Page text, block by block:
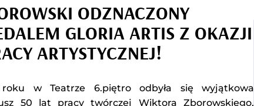
ODZNACZONY
GLORIA ARTIS Z OKAZJI
ARTYSTYCZNEJ!
w Teatrze 6.piętro odbyła się wyjątkowa
50 lat pracy twórczej Wiktora Zborowskiego,